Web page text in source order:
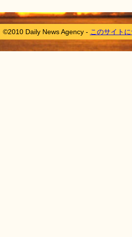
©2010 Daily News Agency - このサイト